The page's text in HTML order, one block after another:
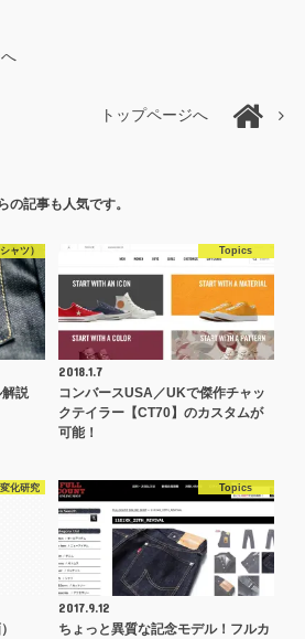
トップページへ
の記事も人気です。
ャツ）
説
Topics
2018.1.7
コンバースUSA／UKで傑作チャッ
クテイラー【CT70】のカスタムが
可能！
化研究 Topics
2017.9.12
ちょっと異質な記念モデル！フルカ